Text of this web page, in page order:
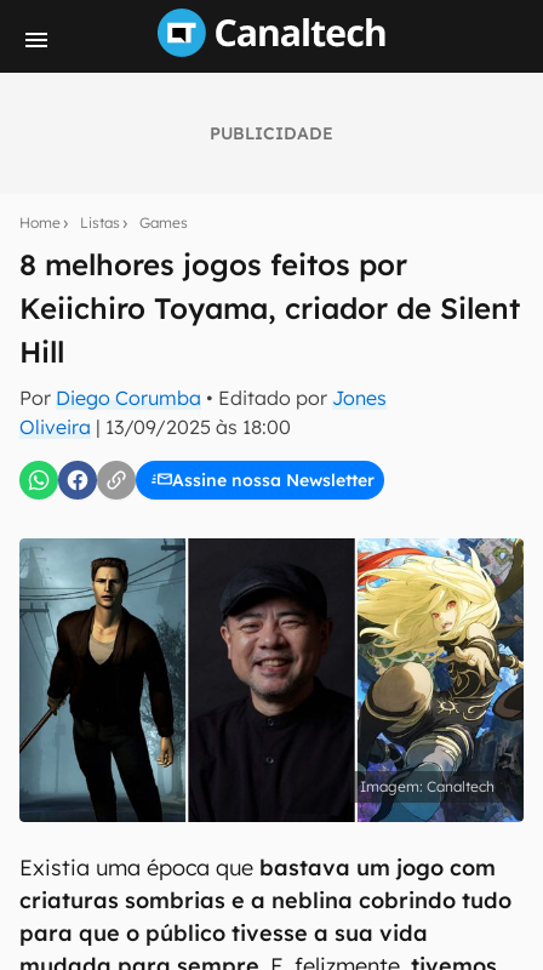
PUBLICIDADE
Home Listas Games
8 melhores jogos feitos por
Keiichiro Toyama, criador de Silent
Hill
Por Diego Corumba • Editado por Jones
Oliveira | 13/09/2025 às 18:00
Assine nossa Newsletter
notícias e reviews sobre tecnologia em primeira
mão.
E-mail
inscreva-se
Confirmo que li, aceito e concordo com os Termos de
Uso e Política de Privacidade do Canaltech.
Canaltech
Existia uma época que bastava um jogo com
criaturas sombrias e a neblina cobrindo tudo
para que o público tivesse a sua vida